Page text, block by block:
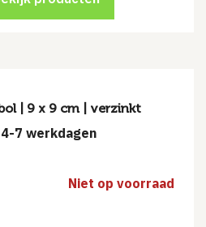
| 9 x 9 cm | verzinkt
4-7 werkdagen
Niet op voorraad